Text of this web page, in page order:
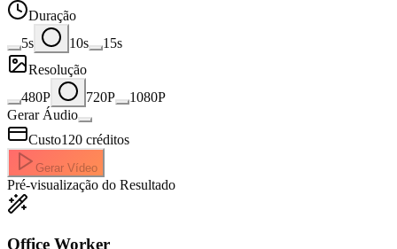
Duração
5s
10s
15s
Resolução
480P
720P
1080P
Gerar Áudio
Custo120 créditos
Gerar Vídeo
Pré-visualização do Resultado
Office Worker